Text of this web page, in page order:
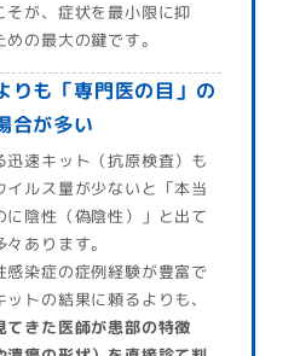
そが、症状を最小限に抑
の最大の鍵です。
りも「専門医の目」の
合が多い
迅速キット（抗原検査）も
イルス量が少ないと「本当
に陰性（偽陰性）」と出て
あります。
感染症の症例経験が豊富で
トの結果に頼るよりも、
てきた医師が患部の特徴